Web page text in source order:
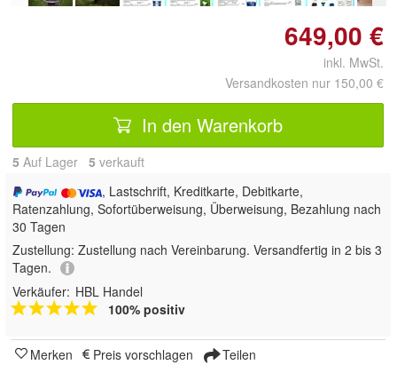
649,00 €
inkl. MwSt.
Versandkosten nur 150,00 €
In den Warenkorb
5 Auf Lager 5 verkauft
, Lastschrift, Kreditkarte, Debitkarte,
Ratenzahlung, Sofortüberweisung, Überweisung, Bezahlung nach
30 Tagen
Zustellung: Zustellung nach Vereinbarung. Versandfertig in 2 bis 3
Tagen.
Verkäufer: HBL Handel
100% positiv
Merken Preis vorschlagen Teilen